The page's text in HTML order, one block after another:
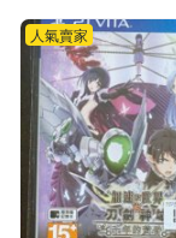
人氣賣家